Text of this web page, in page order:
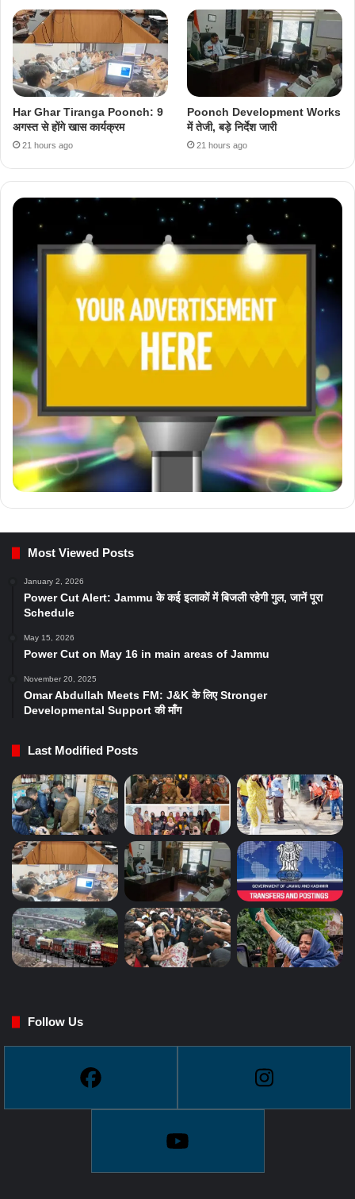
Har Ghar Tiranga Poonch: 9
अगस्त से होंगे खास कार्यक्रम
21 hours ago
Poonch Development Works
में तेजी, बड़े निर्देश जारी
21 hours ago
Most Viewed Posts
January 2, 2026
Power Cut Alert: Jammu के कई इलाकों में बिजली रहेगी गुल, जानें पूरा
Schedule
May 15, 2026
Power Cut on May 16 in main areas of Jammu
November 20, 2025
Omar Abdullah Meets FM: J&K के लिए Stronger
Developmental Support की माँग
Last Modified Posts
Follow Us